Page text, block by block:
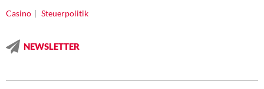
Casino
Steuerpolitik
NEWSLETTER